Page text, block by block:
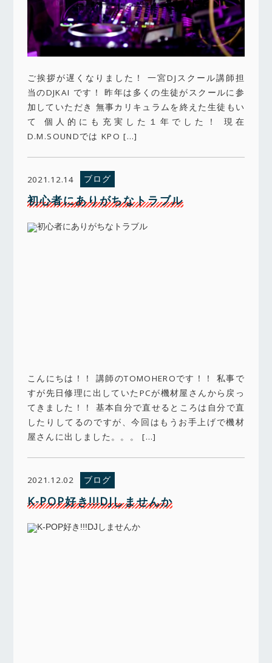
ご挨拶が遅くなりました！ 一宮DJスクール講師担
当のDJKAI です！ 昨年は多くの生徒がスクールに参
加していただき 無事カリキュラムを終えた生徒もい
て 個人的にも充実した１年でした！ 現在
D.M.SOUNDでは KPO […]
2021.12.14 ブログ
初心者にありがちなトラブル
こんにちは！！ 講師のTOMOHEROです！！ 私事で
すが先日修理に出していたPCが機材屋さんから戻っ
てきました！！ 基本自分で直せるところは自分で直
したりしてるのですが、今回はもうお手上げで機材
屋さんに出しました。。。 […]
2021.12.02 ブログ
K-POP好き!!!DJしませんか